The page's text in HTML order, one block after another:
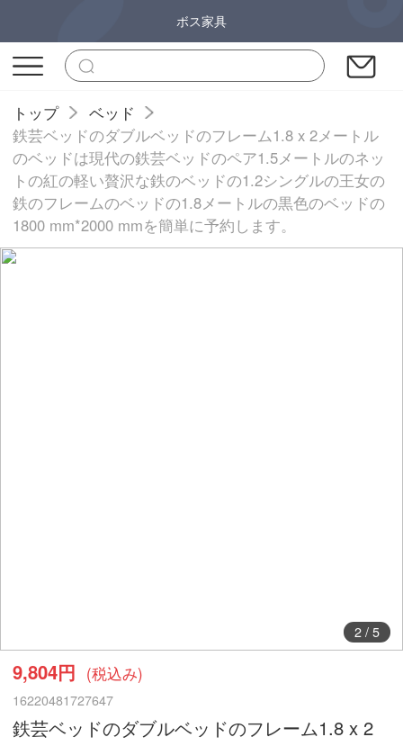
ボス家具
トップ
ベッド
鉄芸ベッドのダブルベッドのフレーム1.8 x 2メートル
のベッドは現代の鉄芸ベッドのペア1.5メートルのネッ
トの紅の軽い贅沢な鉄のベッドの1.2シングルの王女の
鉄のフレームのベッドの1.8メートルの黒色のベッドの
1800 mm*2000 mmを簡単に予約します。
2/ 5
9,804円 (税込み)
16220481727647
鉄芸ベッドのダブルベッドのフレーム1.8 x 2